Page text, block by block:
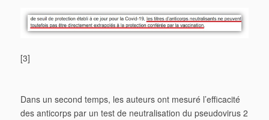
[3]
Dans un second temps, les auteurs ont mesuré l’efficacité
des anticorps par un test de neutralisation du pseudovirus 2